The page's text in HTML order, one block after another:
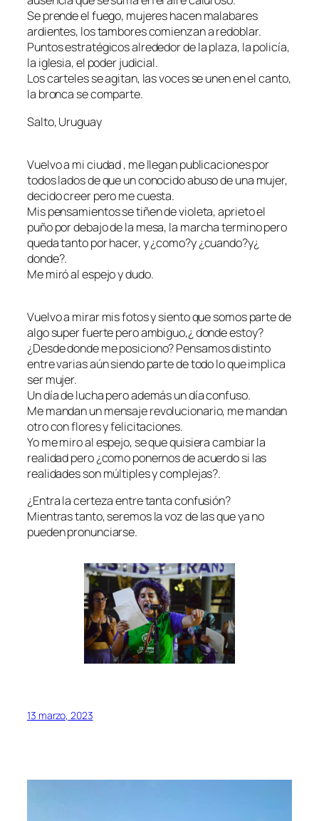
Se prende el fuego, mujeres hacen malabares
ardientes, los tambores comienzan a redoblar.
Puntos estratégicos alrededor de la plaza, la policía,
la iglesia, el poder judicial.
Los carteles se agitan, las voces se unen en el canto,
la bronca se comparte.
Salto, Uruguay
Vuelvo a mi ciudad , me llegan publicaciones por
todos lados de que un conocido abuso de una mujer,
decido creer pero me cuesta.
Mis pensamientos se tiñen de violeta, aprieto el
puño por debajo de la mesa, la marcha termino pero
queda tanto por hacer, y ¿como?y ¿cuando?y¿
donde?.
Me miró al espejo y dudo.
Vuelvo a mirar mis fotos y siento que somos parte de
algo super fuerte pero ambiguo,¿ donde estoy?
¿Desde donde me posiciono? Pensamos distinto
entre varias aún siendo parte de todo lo que implica
ser mujer.
Un día de lucha pero además un día confuso.
Me mandan un mensaje revolucionario, me mandan
otro con flores y felicitaciones.
Yo me miro al espejo, se que quisiera cambiar la
realidad pero ¿como ponernos de acuerdo si las
realidades son múltiples y complejas?.
¿Entra la certeza entre tanta confusión?
Mientras tanto, seremos la voz de las que ya no
pueden pronunciarse.
13 marzo, 2023